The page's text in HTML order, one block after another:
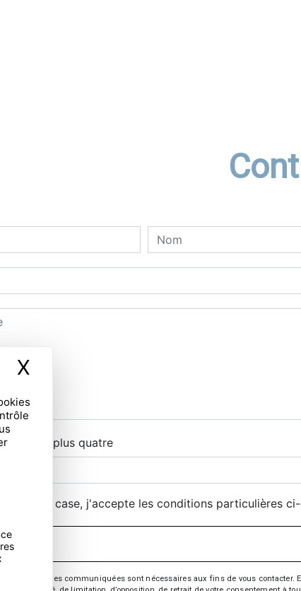
X
deux plus quatre
cette case, j'accepte les conditions particulières
personnelles communiquées sont nécessaires aux fins de vous contacter.